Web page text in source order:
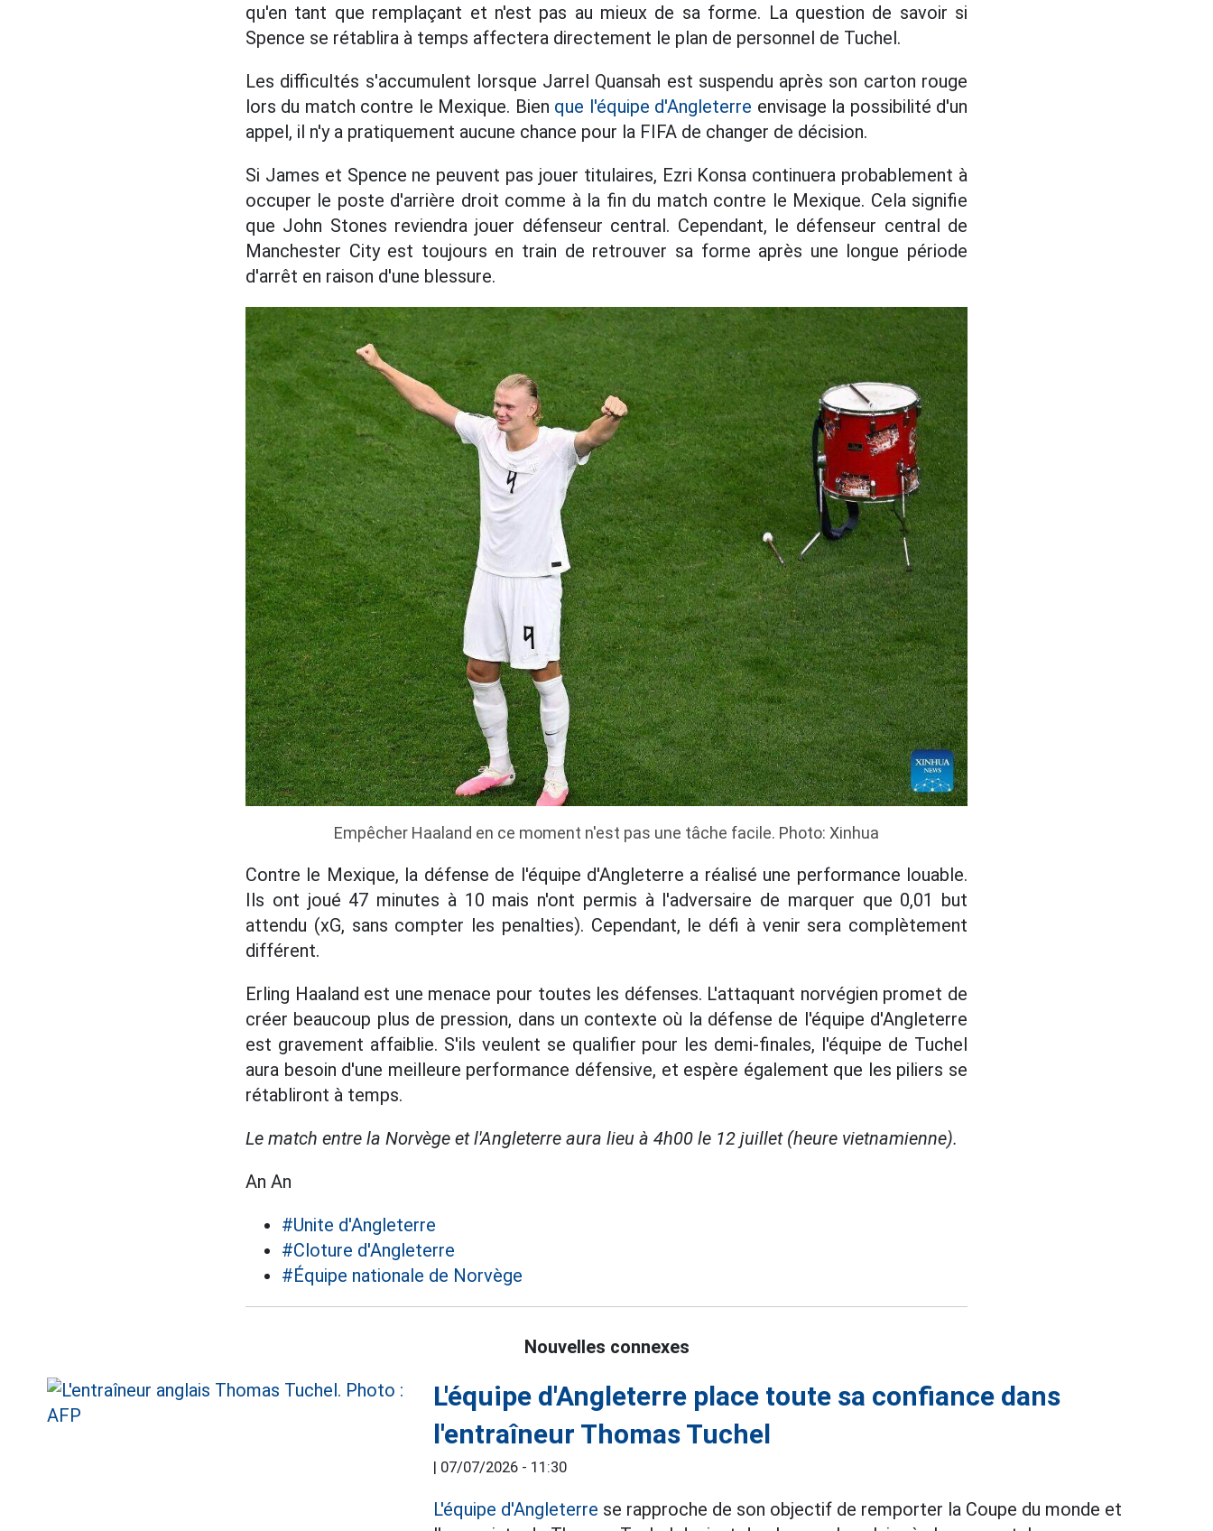
qu'en tant que remplaçant et n'est pas au mieux de sa forme. La question de savoir si
Spence se rétablira à temps affectera directement le plan de personnel de Tuchel.
Les difficultés s'accumulent lorsque Jarrel Quansah est suspendu après son carton rouge
lors du match contre le Mexique. Bien que l'équipe d'Angleterre envisage la possibilité d'un
appel, il n'y a pratiquement aucune chance pour la FIFA de changer de décision.
Si James et Spence ne peuvent pas jouer titulaires, Ezri Konsa continuera probablement à
occuper le poste d'arrière droit comme à la fin du match contre le Mexique. Cela signifie
que John Stones reviendra jouer défenseur central. Cependant, le défenseur central de
Manchester City est toujours en train de retrouver sa forme après une longue période
d'arrêt en raison d'une blessure.
Empêcher Haaland en ce moment n'est pas une tâche facile. Photo: Xinhua
Contre le Mexique, la défense de l'équipe d'Angleterre a réalisé une performance louable.
Ils ont joué 47 minutes à 10 mais n'ont permis à l'adversaire de marquer que 0,01 but
attendu (xG, sans compter les penalties). Cependant, le défi à venir sera complètement
différent.
Erling Haaland est une menace pour toutes les défenses. L'attaquant norvégien promet de
créer beaucoup plus de pression, dans un contexte où la défense de l'équipe d'Angleterre
est gravement affaiblie. S'ils veulent se qualifier pour les demi-finales, l'équipe de Tuchel
aura besoin d'une meilleure performance défensive, et espère également que les piliers se
rétabliront à temps.
Le match entre la Norvège et l'Angleterre aura lieu à 4h00 le 12 juillet (heure vietnamienne).
An An
#Unite d'Angleterre
#Cloture d'Angleterre
#Équipe nationale de Norvège
Nouvelles connexes
L'équipe d'Angleterre place toute sa confiance dans
l'entraîneur Thomas Tuchel
| 07/07/2026 - 11:30
L'équipe d'Angleterre se rapproche de son objectif de remporter la Coupe du monde et